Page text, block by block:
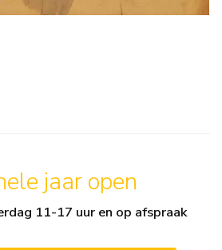
jaar open
11-17 uur en op afspraak